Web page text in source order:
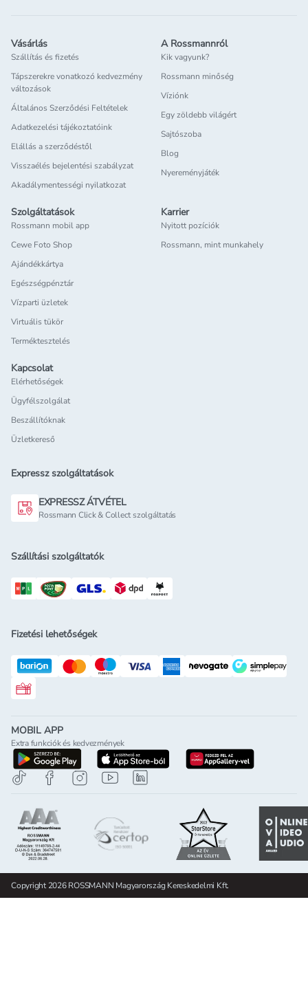
Vásárlás
Szállítás és fizetés
Tápszerekre vonatkozó kedvezmény
változások
Általános Szerződési Feltételek
Adatkezelési tájékoztatóink
Elállás a szerződéstől
Visszaélés bejelentési szabályzat
Akadálymentességi nyilatkozat
A Rossmannról
Kik vagyunk?
Rossmann minőség
Víziónk
Egy zöldebb világért
Sajtószoba
Blog
Nyereményjáték
Szolgáltatások
Rossmann mobil app
Cewe Foto Shop
Ajándékkártya
Egészségpénztár
Vízparti üzletek
Virtuális tükör
Terméktesztelés
Karrier
Nyitott pozíciók
Rossmann, mint munkahely
Kapcsolat
Elérhetőségek
Ügyfélszolgálat
Beszállítóknak
Üzletkereső
Expressz szolgáltatások
EXPRESSZ ÁTVÉTEL
Rossmann Click & Collect szolgáltatás
Szállítási szolgáltatók
Fizetési lehetőségek
Rossmann ajándékkártya
MOBIL APP
Extra funkciók és kedvezmények
letöltés a google-play-rölletöltés az app-store-ból
letöltés
Copyright 2026 ROSSMANN Magyarország Kereskedelmi Kft.